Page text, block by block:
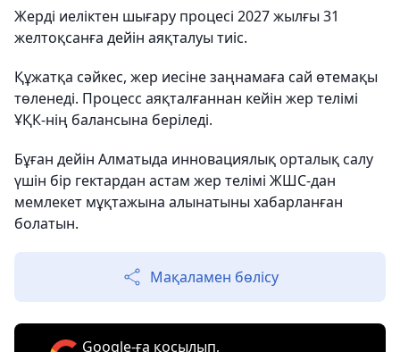
Жерді иеліктен шығару процесі 2027 жылғы 31
желтоқсанға дейін аяқталуы тиіс.
Құжатқа сәйкес, жер иесіне заңнамаға сай өтемақы
төленеді. Процесс аяқталғаннан кейін жер телімі
ҰҚК-нің балансына беріледі.
Бұған дейін Алматыда инновациялық орталық салу
үшін бір гектардан астам жер телімі ЖШС-дан
мемлекет мұқтажына алынатыны хабарланған
болатын.
Мақаламен бөлісу
Google-ға қосылып,